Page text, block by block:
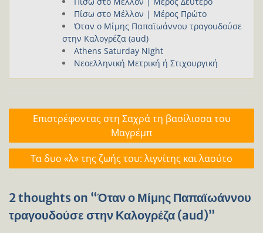
Πίσω στο Μέλλον | Μέρος Πρώτο
Όταν ο Μίμης Παπαϊωάννου τραγουδούσε
στην Καλογρέζα (aud)
Athens Saturday Night
Νεοελληνική Μετρική ή Στιχουργική
Πλοήγηση
Επιστρέφοντας στη Σαχρά τη βασίλισσα του
Μαγρέμπ
Τα δυο «λ» της ζωής του: λιγνίτης και λαούτο
2 thoughts on “Όταν ο Μίμης Παπαϊωάννου
τραγουδούσε στην Καλογρέζα (aud)”